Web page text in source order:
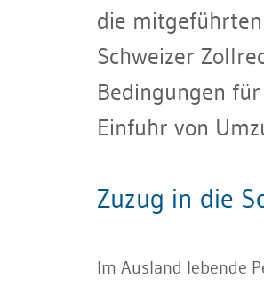
die
Schweizer
Bedingungen
Einfuhr von
Zuzug in die
Im Ausland lebende